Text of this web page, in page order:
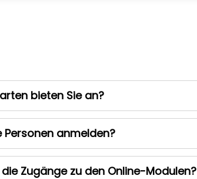
bieten Sie an?
Personen anmelden?
Zugänge zu den Online-Modulen?